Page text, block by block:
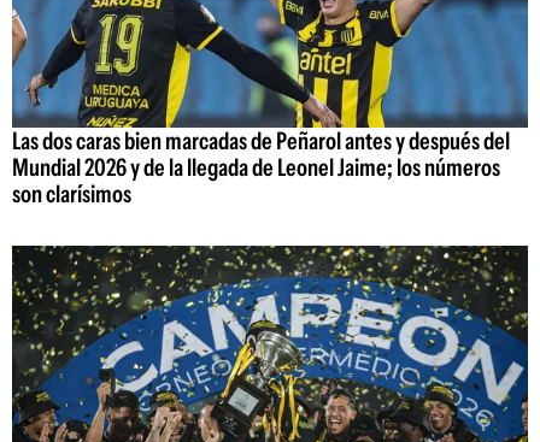
Las dos caras bien marcadas de Peñarol antes y después del
Mundial 2026 y de la llegada de Leonel Jaime; los números
son clarísimos